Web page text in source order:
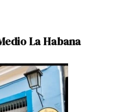
La Habana